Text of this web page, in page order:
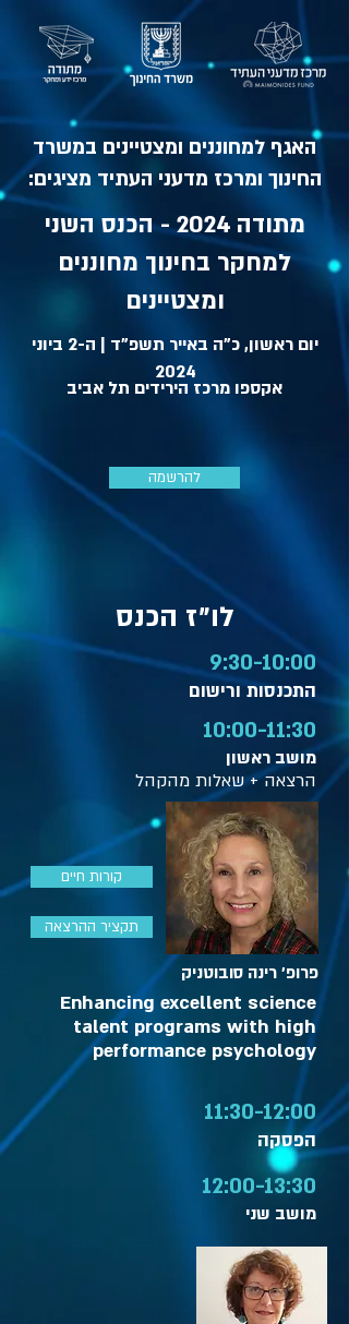
האגף למחוננים ומצטיינים במשרד
החינוך ומרכז מדעני העתיד מציגים:
מתודה 2024 - הכנס השני
למחקר בחינוך מחוננים
ומצטיינים
יום ראשון, כ"ה באייר תשפ"ד | ה-2 ביוני
2024
אקספו מרכז הירידים תל אביב
להרשמה
לו״ז הכנס
9:30-10:00
התכנסות ורישום
10:00-11:30
מושב ראשון
הרצאה + שאלות מהקהל
קורות חיים
תקציר ההרצאה
פרופ' רינה סובוטניק
Enhancing excellent science
talent programs with high
performance psychology
11:30-12:00
הפסקה
12:00-13:30
מושב שני